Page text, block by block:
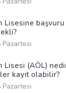
Lisesine
Lisesi (AÖL)
kayıt olabilir?